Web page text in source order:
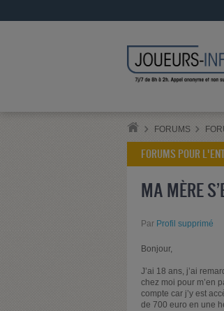
FORUMS
FORUMS POUR
MA MÈRE
Par Profil supprimé
Bonjour,
J’ai 18 ans, j’ai
chez moi pour m’en
compte car j’y est
de 700 euro en une